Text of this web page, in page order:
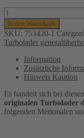
Turbolader
Garrett
(generalüberholt)
für
BMW,
Citroen,
Mazda,
Peugeot
und
Volvo
1.6L,
In den Warenkorb
SKU: 753420-1
Turbolader
Information
Zusätzliche
Hinweis Kaution
Es handelt sich bei
originalen Turbolader
folgenden Merkmalen